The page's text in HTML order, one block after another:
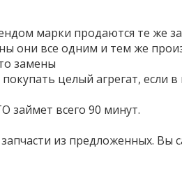
марки продаются те же
они все одним и тем же
замены
целый агрегат,
займет всего 90 минут.
из предложенных.